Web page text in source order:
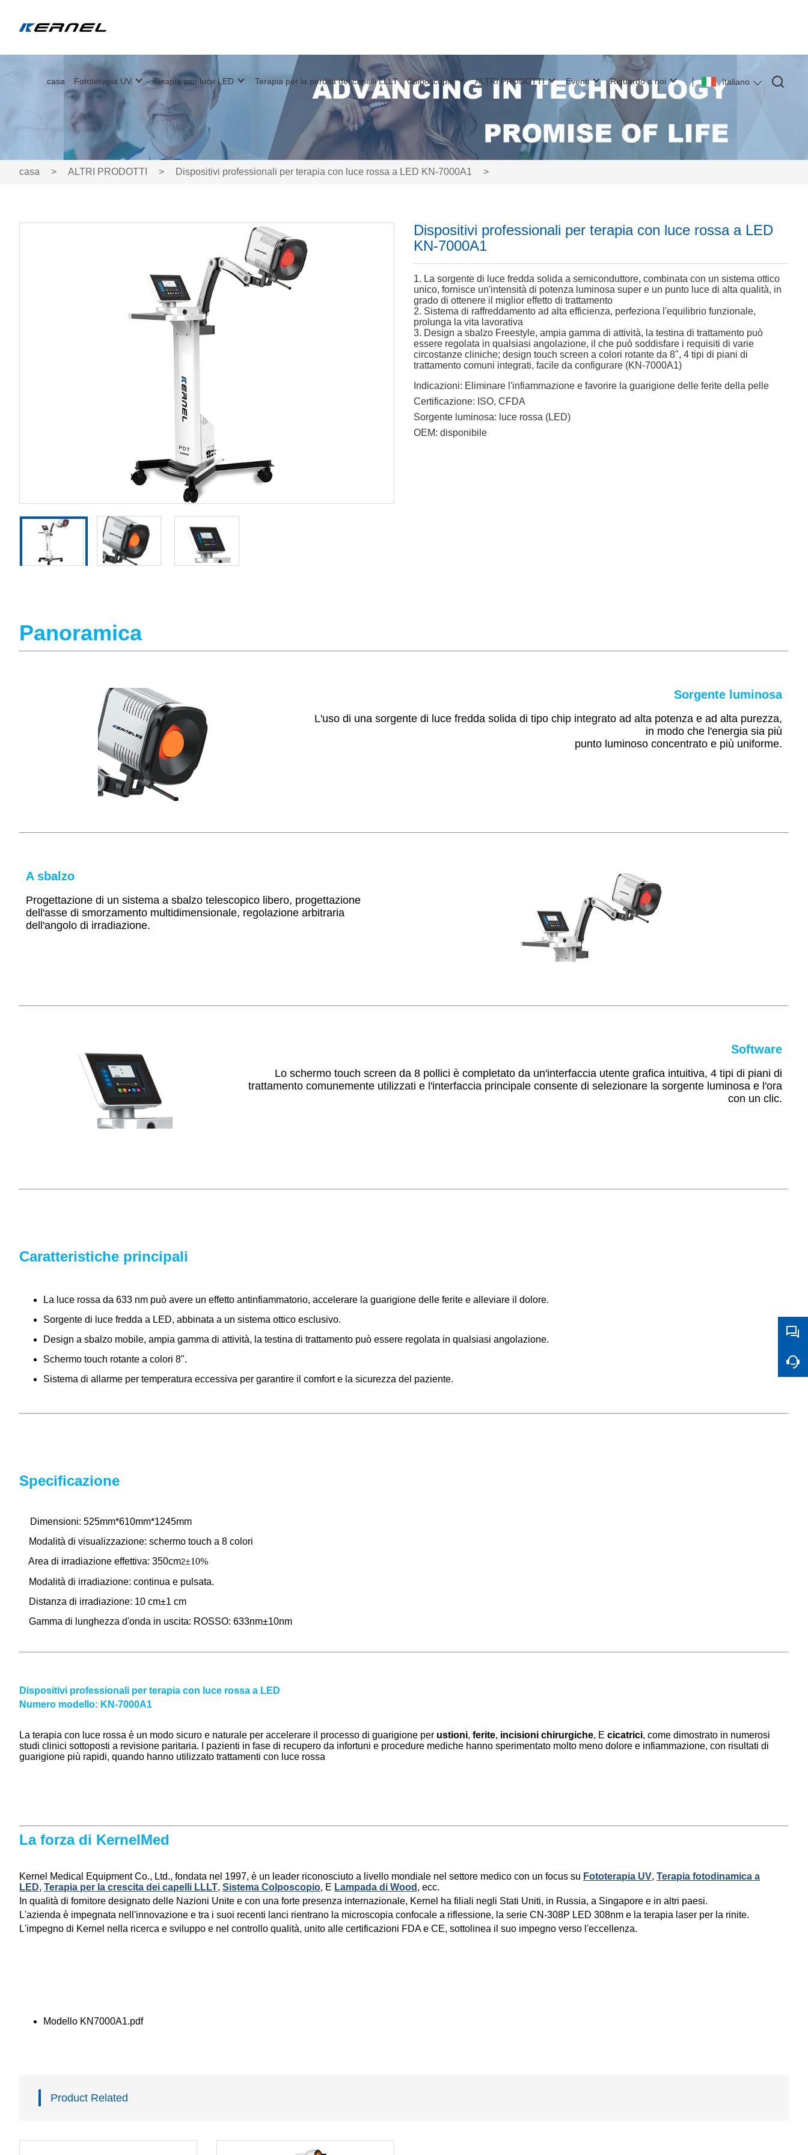
Italiano
casa Fototerapia UV Terapia con luce LED Terapia per la perdita dei capelli LLLT Colposcopio ALTRI PRODOTTI Eventi Riguardo a noi
casa > ALTRI PRODOTTI > Dispositivi professionali per terapia con luce rossa a LED KN-7000A1 >
Dispositivi professionali per terapia con luce rossa a LED
KN-7000A1
1. La sorgente di luce fredda solida a semiconduttore, combinata con un sistema ottico
unico, fornisce un'intensità di potenza luminosa super e un punto luce di alta qualità, in
grado di ottenere il miglior effetto di trattamento
2. Sistema di raffreddamento ad alta efficienza, perfeziona l'equilibrio funzionale,
prolunga la vita lavorativa
3. Design a sbalzo Freestyle, ampia gamma di attività, la testina di trattamento può
essere regolata in qualsiasi angolazione, il che può soddisfare i requisiti di varie
circostanze cliniche; design touch screen a colori rotante da 8", 4 tipi di piani di
trattamento comuni integrati, facile da configurare (KN-7000A1)
Indicazioni: Eliminare l'infiammazione e favorire la guarigione delle ferite della pelle
Certificazione: ISO, CFDA
Sorgente luminosa: luce rossa (LED)
OEM: disponibile
Panoramica
Sorgente luminosa
L'uso di una sorgente di luce fredda solida di tipo chip integrato ad alta potenza e ad alta purezza,
in modo che l'energia sia più
punto luminoso concentrato e più uniforme.
A sbalzo
Progettazione di un sistema a sbalzo telescopico libero, progettazione
dell'asse di smorzamento multidimensionale, regolazione arbitraria
dell'angolo di irradiazione.
Software
Lo schermo touch screen da 8 pollici è completato da un'interfaccia utente grafica intuitiva, 4 tipi di piani di
trattamento comunemente utilizzati e l'interfaccia principale consente di selezionare la sorgente luminosa e l'ora
con un clic.
Caratteristiche principali
La luce rossa da 633 nm può avere un effetto antinfiammatorio, accelerare la guarigione delle ferite e alleviare il dolore.
Sorgente di luce fredda a LED, abbinata a un sistema ottico esclusivo.
Design a sbalzo mobile, ampia gamma di attività, la testina di trattamento può essere regolata in qualsiasi angolazione.
Schermo touch rotante a colori 8".
Sistema di allarme per temperatura eccessiva per garantire il comfort e la sicurezza del paziente.
Specificazione
Dimensioni: 525mm*610mm*1245mm
Modalità di visualizzazione: schermo touch a 8 colori
Area di irradiazione effettiva: 350cm2±10%
Modalità di irradiazione: continua e pulsata.
Distanza di irradiazione: 10 cm±1 cm
Gamma di lunghezza d'onda in uscita: ROSSO: 633nm±10nm
Dispositivi professionali per terapia con luce rossa a LED
Numero modello: KN-7000A1
La terapia con luce rossa è un modo sicuro e naturale per accelerare il processo di guarigione per ustioni, ferite, incisioni chirurgiche, E cicatrici, come dimostrato in numerosi
studi clinici sottoposti a revisione paritaria. I pazienti in fase di recupero da infortuni e procedure mediche hanno sperimentato molto meno dolore e infiammazione, con risultati di
guarigione più rapidi, quando hanno utilizzato trattamenti con luce rossa
La forza di KernelMed
Kernel Medical Equipment Co., Ltd., fondata nel 1997, è un leader riconosciuto a livello mondiale nel settore medico con un focus su Fototerapia UV, Terapia fotodinamica a
LED, Terapia per la crescita dei capelli LLLT, Sistema Colposcopio, E Lampada di Wood , ecc.
In qualità di fornitore designato delle Nazioni Unite e con una forte presenza internazionale, Kernel ha filiali negli Stati Uniti, in Russia, a Singapore e in altri paesi.
L'azienda è impegnata nell'innovazione e tra i suoi recenti lanci rientrano la microscopia confocale a riflessione, la serie CN-308P LED 308nm e la terapia laser per la rinite.
L'impegno di Kernel nella ricerca e sviluppo e nel controllo qualità, unito alle certificazioni FDA e CE, sottolinea il suo impegno verso l'eccellenza.
Modello KN7000A1.pdf
Product Related